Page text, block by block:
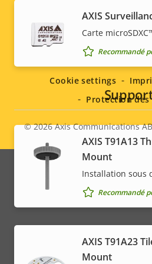
AXIS
Carte
Recommandé
AXIS T91A13
Mount
Installation sous
Recommandé
AXIS T91A23
Mount
Social
menu
Legal
menu
© 2026Axis Communications
Cookie settings
Protection des